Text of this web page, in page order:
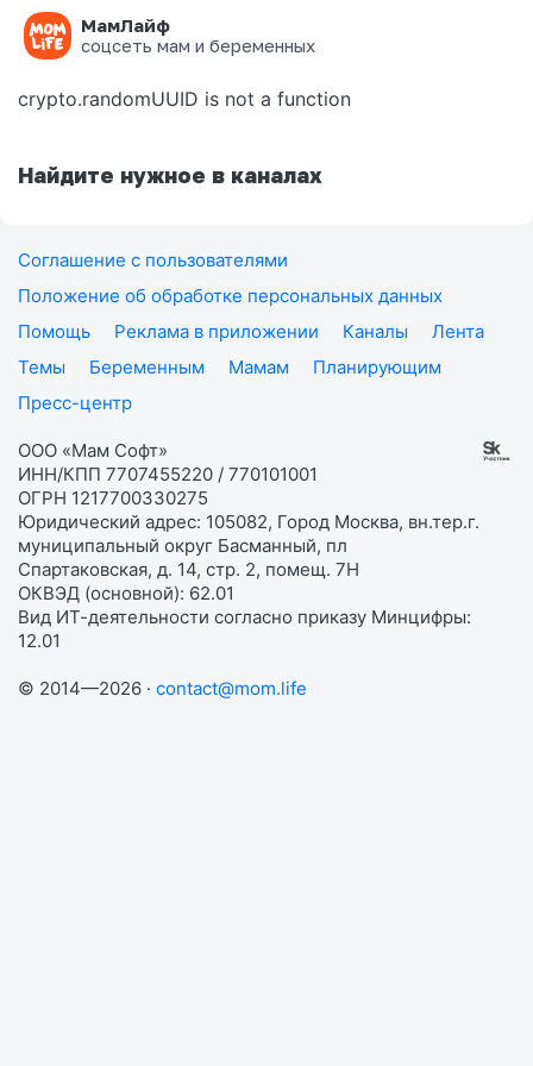
МамЛайф
соцсеть мам и беременных
Ошибка на странице
crypto.randomUUID is not a function
Найдите нужное в каналах
Соглашение с пользователями
Положение об обработке персональных данных
Помощь
Реклама в приложении Каналы
Лента
Темы
Беременным Мамам
Планирующим
Пресс-центр
ООО «Мам Софт»
ИНН/КПП 7707455220 / 770101001
ОГРН 1217700330275
Юридический адрес: 105082, Город Москва, вн.тер.г.
муниципальный округ Басманный, пл
Спартаковская, д. 14, стр. 2, помещ. 7Н
ОКВЭД (основной): 62.01
Вид ИТ-деятельности согласно приказу Минцифры:
12.01
© 2014—2026 · contact@mom.life